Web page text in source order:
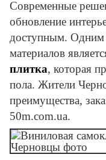
Современные
обновление
доступным. Одним
материалов
плитка, которая
пола. Жители
преимущества,
50m.com.ua.